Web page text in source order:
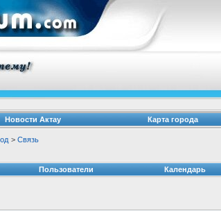
Новости Актау Карта города
> Связь
Пользователи Календарь